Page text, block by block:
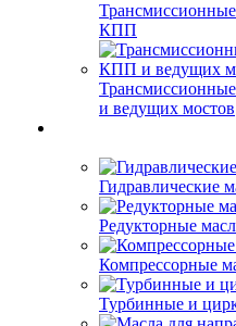
КПП
и ведущих мостов
Гидравлические
Редукторные
Компрессорные
Турбинные и